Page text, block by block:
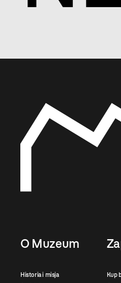
O Muzeum
Historia i misja
Kup